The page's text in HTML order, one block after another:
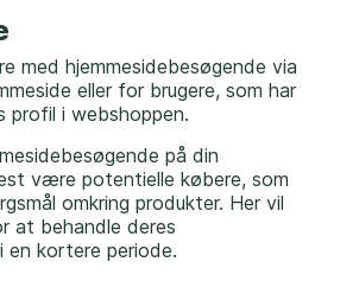
med hjemmesidebesøgende via
eller for brugere, som har
profil i webshoppen.
på din
være potentielle købere, som
omkring produkter. Her vil
at behandle deres
en kortere periode.